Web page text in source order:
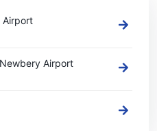
Airport
Airport